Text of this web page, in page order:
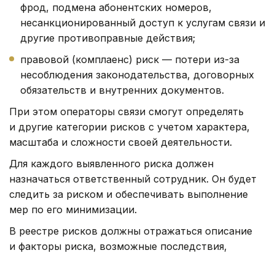
фрод, подмена абонентских номеров,
несанкционированный доступ к услугам связи и
другие противоправные действия;
правовой (комплаенс) риск — потери из-за
несоблюдения законодательства, договорных
обязательств и внутренних документов.
При этом операторы связи смогут определять
и другие категории рисков с учетом характера,
масштаба и сложности своей деятельности.
Для каждого выявленного риска должен
назначаться ответственный сотрудник. Он будет
следить за риском и обеспечивать выполнение
мер по его минимизации.
В реестре рисков должны отражаться описание
и факторы риска, возможные последствия,